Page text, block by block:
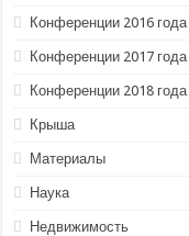
Конференции 2016 года
Конференции 2017 года
Конференции 2018 года
Крыша
Материалы
Наука
Недвижимость